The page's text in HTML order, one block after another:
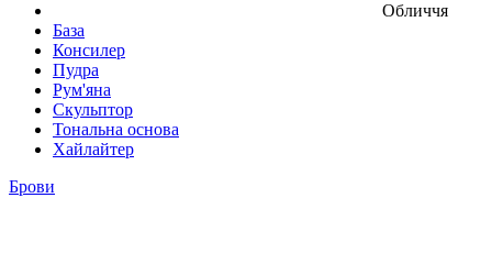
Обличчя
База
Консилер
Пудра
Рум'яна
Скульптор
Тональна основа
Хайлайтер
Брови